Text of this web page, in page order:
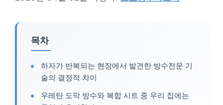
목차
하자가 반복되는 현장에서 발견한 방수전문 기
술의 결정적 차이
우레탄 도막 방수와 복합 시트 중 우리 집에는